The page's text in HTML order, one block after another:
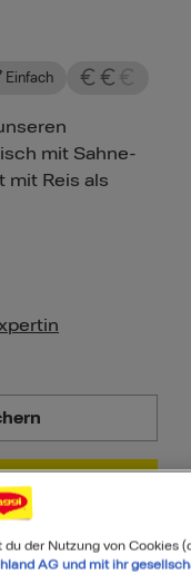
Einfach
mit Sahne-
mit Reis als
der Nutzung von Cookies
AG und mit ihr